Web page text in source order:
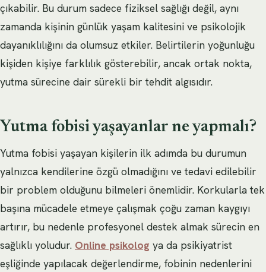
çıkabilir. Bu durum sadece fiziksel sağlığı değil, aynı
zamanda kişinin günlük yaşam kalitesini ve psikolojik
dayanıklılığını da olumsuz etkiler. Belirtilerin yoğunluğu
kişiden kişiye farklılık gösterebilir, ancak ortak nokta,
yutma sürecine dair sürekli bir tehdit algısıdır.
Yutma fobisi yaşayanlar ne yapmalı?
Yutma fobisi yaşayan kişilerin ilk adımda bu durumun
yalnızca kendilerine özgü olmadığını ve tedavi edilebilir
bir problem olduğunu bilmeleri önemlidir. Korkularla tek
başına mücadele etmeye çalışmak çoğu zaman kaygıyı
artırır, bu nedenle profesyonel destek almak sürecin en
sağlıklı yoludur. Online psikolog ya da psikiyatrist
eşliğinde yapılacak değerlendirme, fobinin nedenlerini